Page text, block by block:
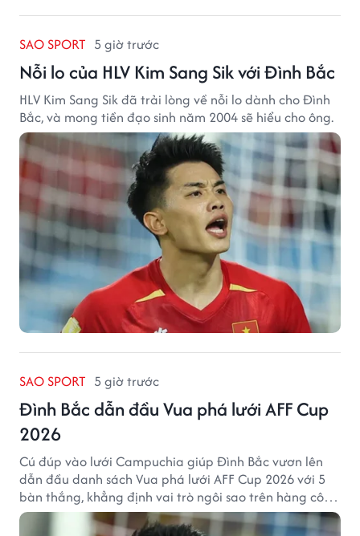
SAO SPORT 5 giờ trước
Nỗi lo của HLV Kim Sang Sik với Đình Bắc
HLV Kim Sang Sik đã trải lòng về nỗi lo dành cho Đình
Bắc, và mong tiền đạo sinh năm 2004 sẽ hiểu cho ông.
SAO SPORT 5 giờ trước
Đình Bắc dẫn đầu Vua phá lưới AFF Cup
2026
Cú đúp vào lưới Campuchia giúp Đình Bắc vươn lên
dẫn đầu danh sách Vua phá lưới AFF Cup 2026 với 5
bàn thắng, khẳng định vai trò ngôi sao trên hàng công
tuyển Việt Nam.